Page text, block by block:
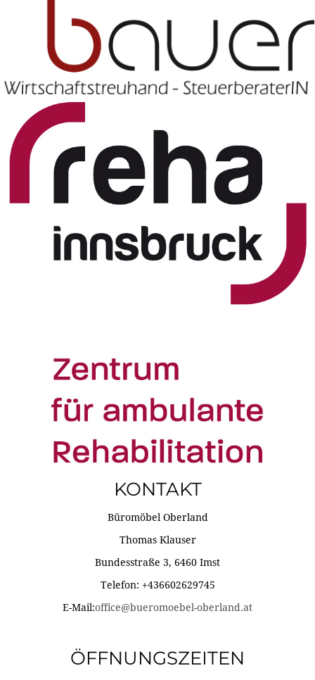
KONTAKT
Büromöbel Oberland
Thomas Klauser
Bundesstraße 3, 6460 Imst
Telefon: +436602629745
E-Mail:office@bueromoebel-oberland.at
ÖFFNUNGSZEITEN